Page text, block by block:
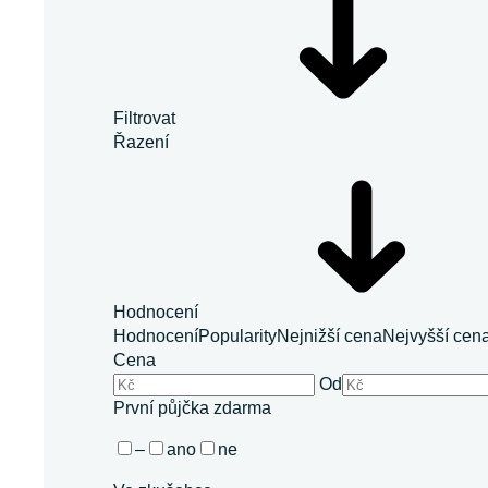
Filtrovat
Řazení
Hodnocení
HodnoceníPopularityNejnižší cenaNejvyšší
Cena
Od
První půjčka zdarma
– ano ne